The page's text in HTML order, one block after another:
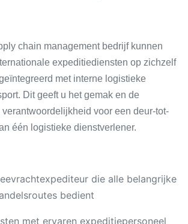
chain management bedrijf kunnen
expeditiediensten op zichzelf
met interne logistieke
Dit geeft u het gemak en de
voor een deur-tot-
één logistieke dienstverlener.
die alle belangrijke
bedient
met ervaren expeditiepersoneel